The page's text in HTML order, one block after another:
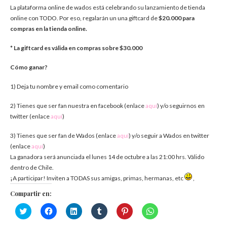
La plataforma online de wados está celebrando su lanzamiento de tienda
online con TODO. Por eso, regalarán un una giftcard de$20.000 para
compras en la tienda online.
* La giftcard es válida en compras sobre $30.000
Cómo ganar?
1) Deja tu nombre y email como comentario
2) Tienes que ser fan nuestra en facebook (enlaceaquí) y/o seguirnos en
twitter (enlaceaquí)
3) Tienes que ser fan de Wados (enlaceaquí) y/o seguir a Wados en twitter
(enlaceaquí)
La ganadora será anunciada el lunes 14 de octubre a las 21:00 hrs. Válido
dentro de Chile.
¡A participar! Inviten a TODAS sus amigas, primas, hermanas, etc
Compartir en:
Haz
clic
Haz
clic
Haz
clic
Haz
clic
Haz
clic
Haz
clic